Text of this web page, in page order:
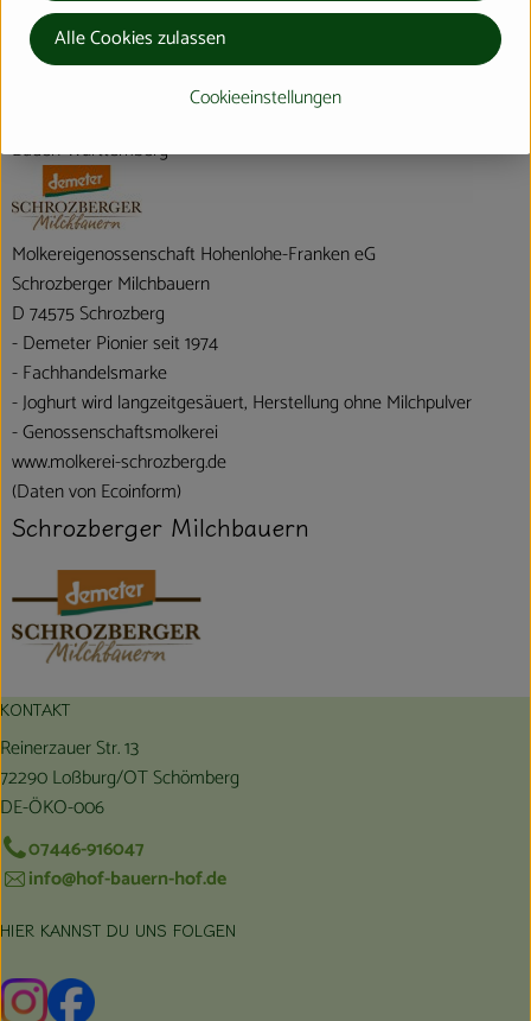
Herkunft
Hersteller: Schrozberger Milchbauern
Baden-Württemberg
Molkereigenossenschaft Hohenlohe-Franken eG
Schrozberger Milchbauern
D 74575 Schrozberg
- Demeter Pionier seit 1974
- Fachhandelsmarke
- Joghurt wird langzeitgesäuert, Herstellung ohne Milchpulver
- Genossenschaftsmolkerei
www.molkerei-schrozberg.de
(Daten von Ecoinform)
Schrozberger Milchbauern
KONTAKT
Reinerzauer Str. 13
72290 Loßburg/OT Schömberg
DE-ÖKO-006
07446-916047
info@hof-bauern-hof.de
HIER KANNST DU UNS FOLGEN
Externer Link zu https://www.instagram.com/hofbauernhof/
Externer Link zu https://www.facebook.com/
Cookieeinstellungen
Alle Cookies zulassen